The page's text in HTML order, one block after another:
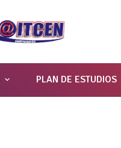
PLAN DE ESTUDIOS